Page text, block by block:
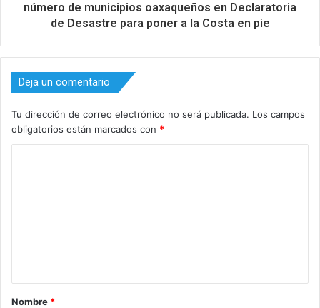
número de municipios oaxaqueños en Declaratoria
de Desastre para poner a la Costa en pie
Deja un comentario
Tu dirección de correo electrónico no será publicada. Los campos
obligatorios están marcados con *
a
r
Nombre *